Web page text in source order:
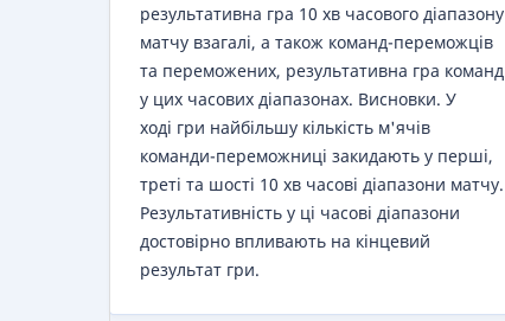
результативна гра 10 хв часового діапазону
матчу взагалі, а також команд-переможців
та переможених, результативна гра команд
у цих часових діапазонах. Висновки. У
ході гри найбільшу кількість м'ячів
команди-переможниці закидають у перші,
треті та шості 10 хв часові діапазони матчу.
Результативність у ці часові діапазони
достовірно впливають на кінцевий
результат гри.